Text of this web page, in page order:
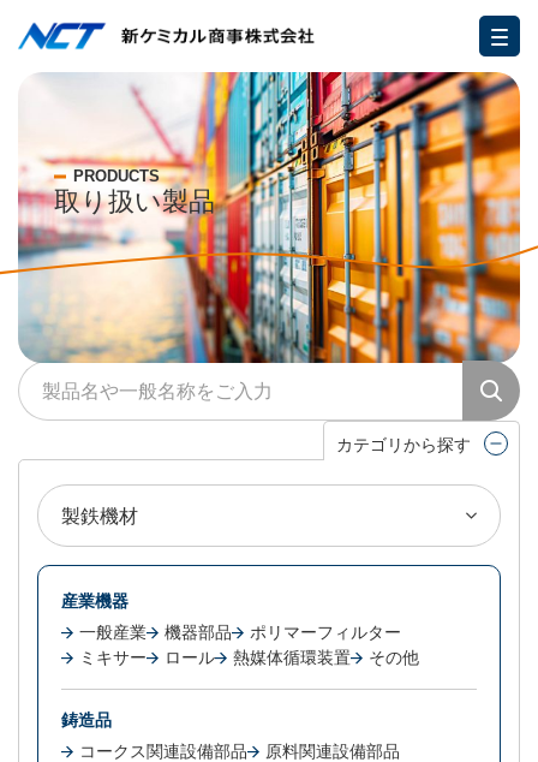
PRODUCTS
取り扱い製品
カテゴリから探す
産業機器
一般産業
機器部品
ポリマーフィルター
ミキサー
ロール 熱媒体循環装置 その他
鋳造品
コークス関連設備部品
原料関連設備部品